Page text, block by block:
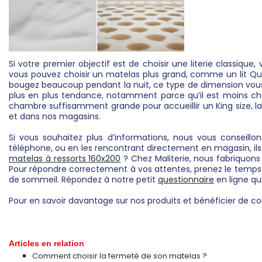
Si votre premier objectif est de choisir une literie
vous pouvez choisir un matelas plus grand, comme un lit
bougez beaucoup pendant la nuit, ce type de dimension
plus en plus tendance, notamment parce qu’il est moins
chambre suffisamment grande pour accueillir un King size,
et dans nos magasins.
Si vous souhaitez plus d’informations, nous vous
téléphone, ou en les rencontrant directement en magasin,
matelas à ressorts 160x200 ? Chez Maliterie, nous
Pour répondre correctement à vos attentes, prenez le
de sommeil. Répondez à notre petit questionnaire en ligne
Pour en savoir davantage sur nos produits et bénéficier de
Articles en relation
Comment choisir la fermeté de son matelas ?